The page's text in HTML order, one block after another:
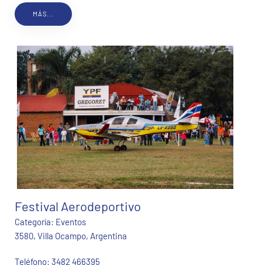
MÁS...
Festival Aerodeportivo
Categoría: Eventos
3580, Villa Ocampo, Argentina
Teléfono: 3482 466395